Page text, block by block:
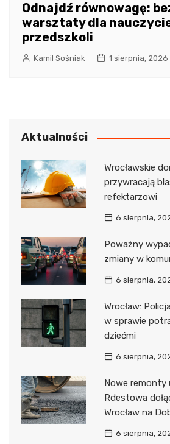
Odnajdź równowagę:
warsztaty dla
przedszkoli
Kamil Sośniak 1 sierpnia, 2026
Aktualności
Wrocławskie
przywracają
refektarzowi
6 sierpnia,
Poważny
zmiany w
6 sierpnia,
Wrocław:
w sprawie
dziećmi
6 sierpnia,
Nowe remonty
Rdestowa
Wrocław na
6 sierpnia,